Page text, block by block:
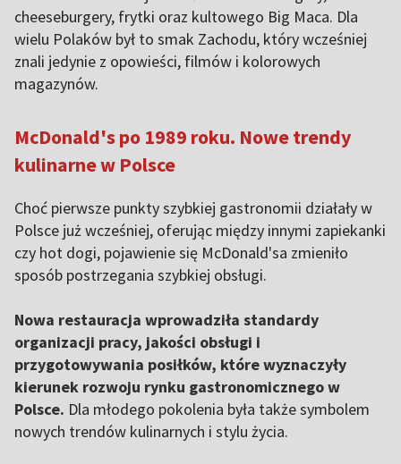
cheeseburgery, frytki oraz kultowego Big Maca. Dla
wielu Polaków był to smak Zachodu, który wcześniej
znali jedynie z opowieści, filmów i kolorowych
magazynów.
McDonald's po 1989 roku. Nowe trendy
kulinarne w Polsce
Choć pierwsze punkty szybkiej gastronomii działały w
Polsce już wcześniej, oferując między innymi zapiekanki
czy hot dogi, pojawienie się McDonald'sa zmieniło
sposób postrzegania szybkiej obsługi.
Nowa restauracja wprowadziła standardy
organizacji pracy, jakości obsługi i
przygotowywania posiłków, które wyznaczyły
kierunek rozwoju rynku gastronomicznego w
Polsce. Dla młodego pokolenia była także symbolem
nowych trendów kulinarnych i stylu życia.